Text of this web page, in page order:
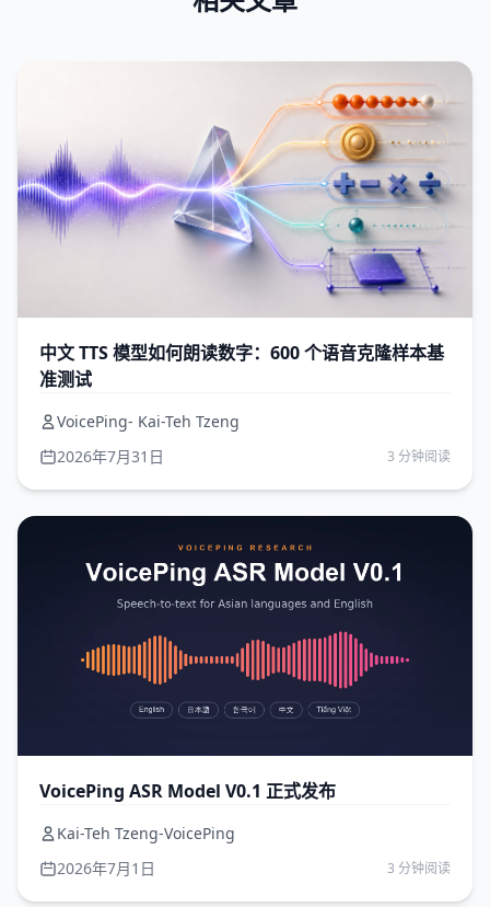
中文 TTS 模型如何朗读数字：600 个语音克隆样本基
准测试
VoicePing- Kai-Teh Tzeng
2026年7月31日
3 分钟阅读
VoicePing ASR Model V0.1 正式发布
Kai-Teh Tzeng-VoicePing
2026年7月1日
3 分钟阅读